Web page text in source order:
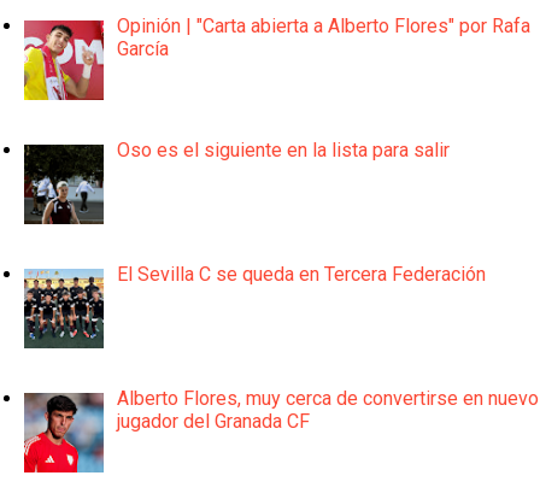
Opinión | "Carta abierta a Alberto Flores" por Rafa
García
Oso es el siguiente en la lista para salir
El Sevilla C se queda en Tercera Federación
Alberto Flores, muy cerca de convertirse en nuevo
jugador del Granada CF